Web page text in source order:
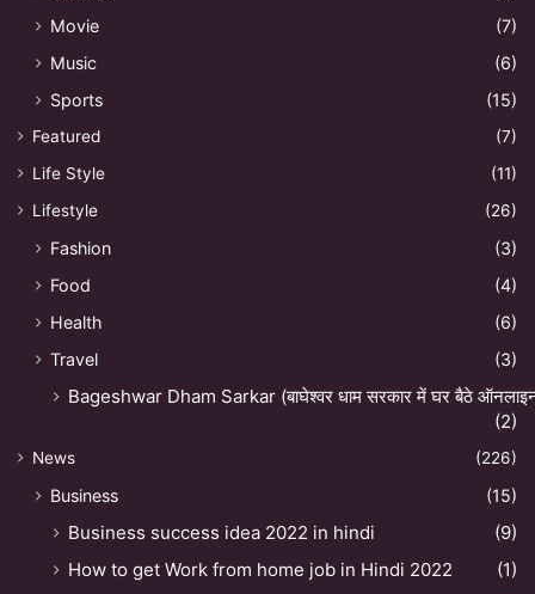
Movie
(7)
Music
(6)
Sports
(15)
Featured
(7)
Life Style
(11)
Lifestyle
(26)
Fashion
(3)
Food
(4)
Health
(6)
Travel
(3)
Bageshwar Dham Sarkar (बाघेश्वर धाम सरकार में घर बैठे
(2)
News (226)
Business (15)
Business success idea 2022 in hindi
(9)
How to get Work from home job in Hindi 2022
(1)